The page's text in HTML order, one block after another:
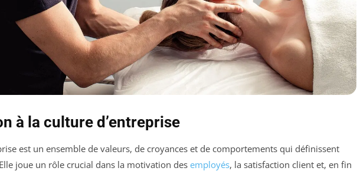
à la culture d’entreprise
est un ensemble de valeurs, de croyances et de comportements qui définissent
joue un rôle crucial dans la motivation des employés, la satisfaction client et, en fin